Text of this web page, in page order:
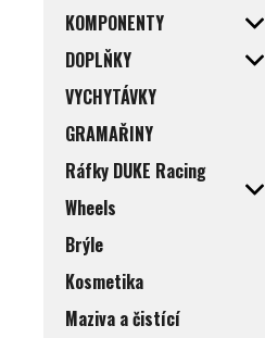
KOMPONENTY
DOPLŇKY
VYCHYTÁVKY
GRAMAŘINY
Ráfky DUKE Racing
Wheels
Brýle
Kosmetika
Maziva a čistící